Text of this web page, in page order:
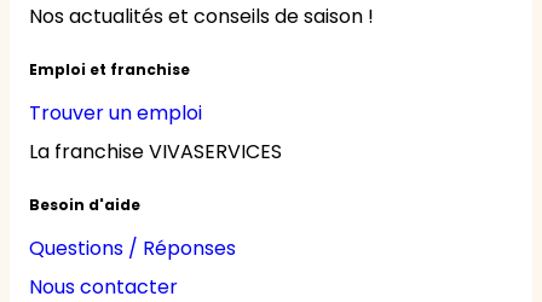
Nos actualités et conseils de saison !
Emploi et franchise
Trouver un emploi
La franchise VIVASERVICES
Besoin d'aide
Questions / Réponses
Nous contacter